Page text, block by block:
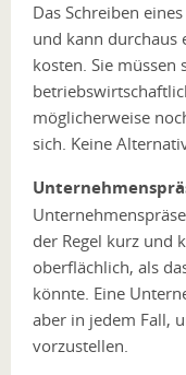
Das Schreiben
und kann durchaus
kosten. Sie müssen
möglicherweise
sich. Keine
der Regel kurz und
oberflächlich, als
könnte. Eine
aber in jedem Fall,
vorzustellen.